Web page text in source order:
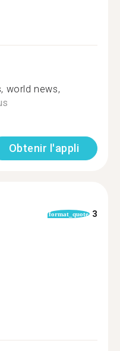
world news,
Obtenir l'appli
format_quote 3